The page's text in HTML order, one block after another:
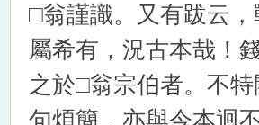
□翁謹識。又有跋云
屬希有，況古本哉！
之於□翁宗伯者。不
句煩簡，亦與今本迥